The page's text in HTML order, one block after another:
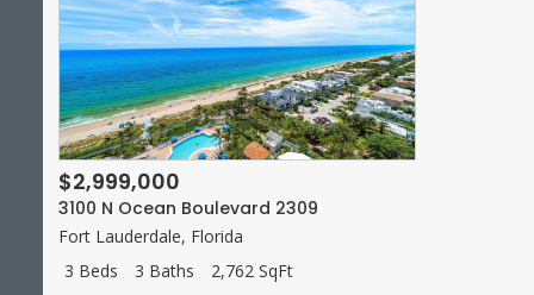
$2,999,000
3100 N Ocean Boulevard 2309
Fort Lauderdale, Florida
3 Beds
3 Baths 2,762 SqFt